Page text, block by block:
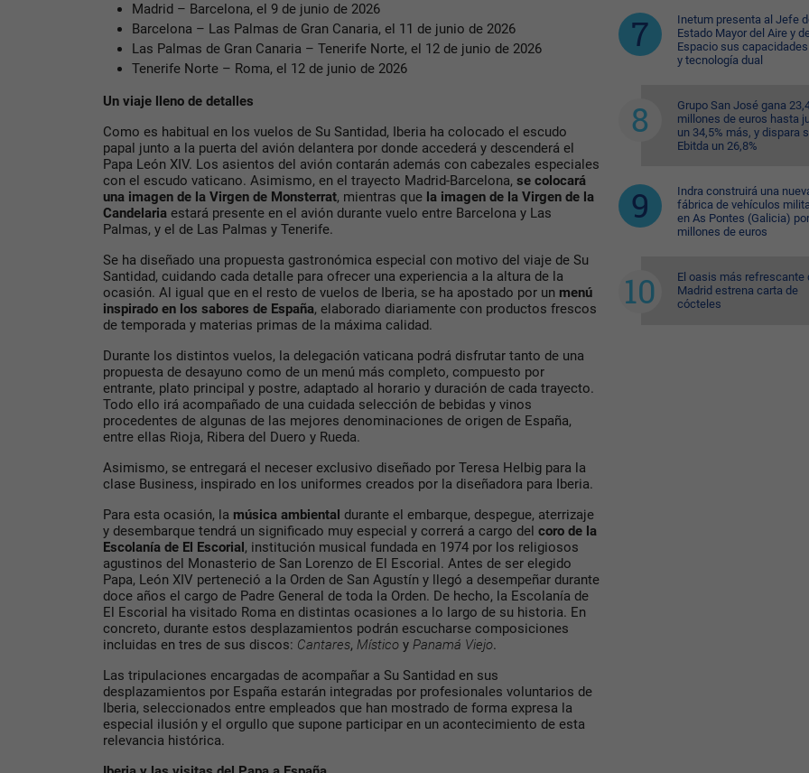
Madrid – Barcelona, el 9 de junio de 2026
Barcelona – Las Palmas de Gran Canaria, el 11 de junio de 2026
Las Palmas de Gran Canaria – Tenerife Norte, el 12 de junio de 2026
Tenerife Norte – Roma, el 12 de junio de 2026
Un viaje lleno de detalles
Como es habitual en los vuelos de Su Santidad, Iberia ha colocado el escudo
papal junto a la puerta del avión delantera por donde accederá y descenderá el
Papa León XIV. Los asientos del avión contarán además con cabezales especiales
con el escudo vaticano. Asimismo, en el trayecto Madrid-Barcelona, se colocará
una imagen de la Virgen de Monsterrat, mientras que la imagen de la Virgen de la
Candelaria estará presente en el avión durante vuelo entre Barcelona y Las
Palmas, y el de Las Palmas y Tenerife.
Se ha diseñado una propuesta gastronómica especial con motivo del viaje de Su
Santidad, cuidando cada detalle para ofrecer una experiencia a la altura de la
ocasión. Al igual que en el resto de vuelos de Iberia, se ha apostado por un menú
inspirado en los sabores de España, elaborado diariamente con productos frescos
de temporada y materias primas de la máxima calidad.
Durante los distintos vuelos, la delegación vaticana podrá disfrutar tanto de una
propuesta de desayuno como de un menú más completo, compuesto por
entrante, plato principal y postre, adaptado al horario y duración de cada trayecto.
Todo ello irá acompañado de una cuidada selección de bebidas y vinos
procedentes de algunas de las mejores denominaciones de origen de España,
entre ellas Rioja, Ribera del Duero y Rueda.
Asimismo, se entregará el neceser exclusivo diseñado por Teresa Helbig para la
clase Business, inspirado en los uniformes creados por la diseñadora para Iberia.
Para esta ocasión, la música ambiental durante el embarque, despegue, aterrizaje
y desembarque tendrá un significado muy especial y correrá a cargo del coro de la
Escolanía de El Escorial, institución musical fundada en 1974 por los religiosos
agustinos del Monasterio de San Lorenzo de El Escorial. Antes de ser elegido
Papa, León XIV perteneció a la Orden de San Agustín y llegó a desempeñar durante
doce años el cargo de Padre General de toda la Orden. De hecho, la Escolanía de
El Escorial ha visitado Roma en distintas ocasiones a lo largo de su historia. En
concreto, durante estos desplazamientos podrán escucharse composiciones
incluidas en tres de sus discos: Cantares, Místico y Panamá Viejo.
Las tripulaciones encargadas de acompañar a Su Santidad en sus
desplazamientos por España estarán integradas por profesionales voluntarios de
Iberia, seleccionados entre empleados que han mostrado de forma expresa la
especial ilusión y el orgullo que supone participar en un acontecimiento de esta
relevancia histórica.
Inetum presenta al Jefe
Estado Mayor del Aire y
Espacio sus
y tecnología dual
Grupo San José gana
millones de euros hasta
un 34,5% más, y dispara
Ebitda un 26,8%
Indra construirá una
fábrica de vehículos
en As Pontes (Galicia)
millones de euros
El oasis más refrescante
Madrid estrena carta de
cócteles